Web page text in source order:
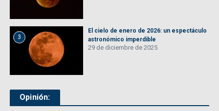
3
El cielo de enero de 2026: un espectáculo
astronómico imperdible
29 de diciembre de 2025
Opinión: